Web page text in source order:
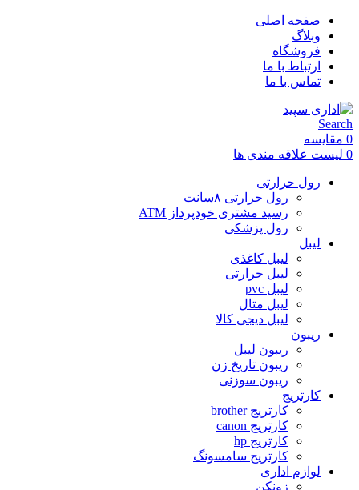
صفحه اصلی
وبلاگ
فروشگاه
ارتباط با ما
تماس با ما
Search
0 مقایسه
0 لیست علاقه مندی ها
رول حرارتی
رول حرارتی ۸سانت
رسید مشتری خودپرداز ATM
رول پزشکی
لیبل
لیبل کاغذی
لیبل حرارتی
لیبل pvc
لیبل متال
لیبل دیجی کالا
ریبون
ریبون لیبل
ریبون تاریخ زن
ریبون سوزنی
کارتریج
کارتریج brother
کارتریج canon
کارتریج hp
کارتریج سامسونگ
لوازم اداری
زونکن